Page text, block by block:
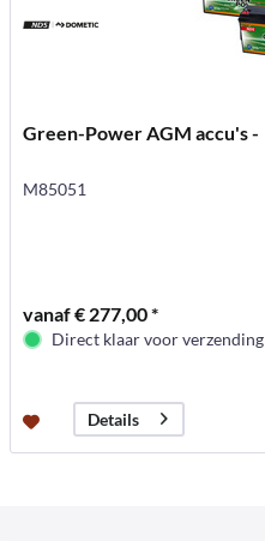
Green-Power AGM accu's -
M85051
vanaf € 277,00 *
Direct klaar voor verzending
Details